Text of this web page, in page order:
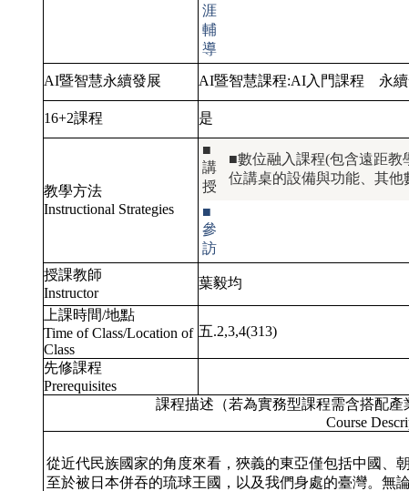
涯
輔
導
AI暨智慧永續發展 AI暨智慧課程:AI入門課程 永續
16+2課程 是
教學方法
Instructional Strategies
■
講
授
■數位融入課程(包含遠距教
位講桌的設備與功能、其他
■
參
訪
授課教師
Instructor
葉毅均
上課時間/地點
Time of Class/Location of
Class
五.2,3,4(313)
先修課程
Prerequisites
課程描述（若為實務型課程需含搭配產
Course
從近代民族國家的角度來看，狹義的東亞僅包括中國、
至於被日本併吞的琉球王國，以及我們身處的臺灣。無